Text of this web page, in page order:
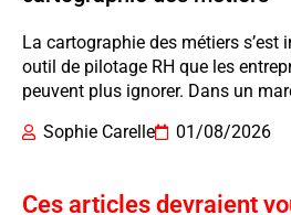
La cartographie des métiers s’est
outil de pilotage RH que les
peuvent plus ignorer. Dans un
Sophie Carelle
01/08/2026
Ces articles devraient